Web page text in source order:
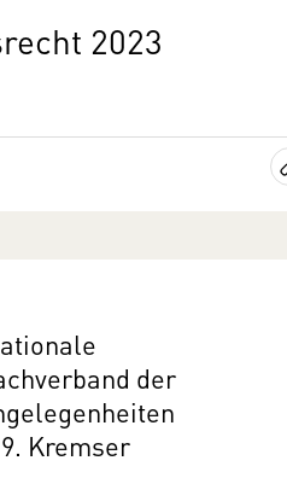
2023
der
Kremser